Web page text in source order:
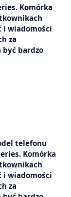
Komórka
i wiadomości
za
bardzo
telefonu
Komórka
i wiadomości
za